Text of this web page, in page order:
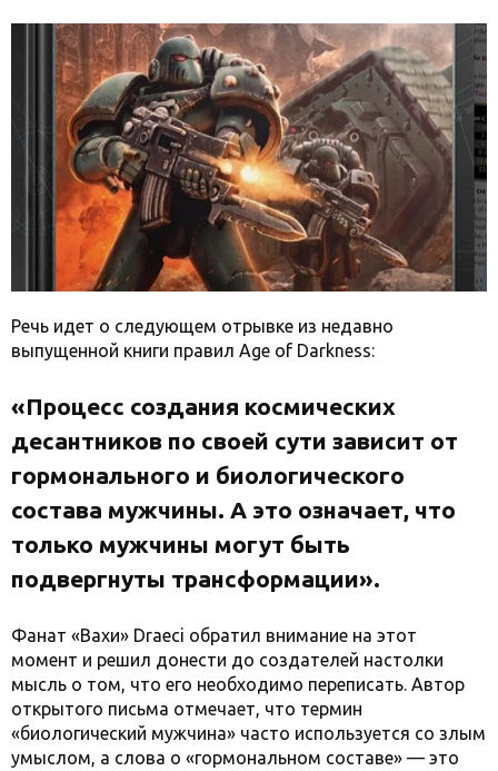
Речь идет о следующем отрывке из недавно
выпущенной книги правил Age of Darkness:
«Процесс создания космических
десантников по своей сути зависит от
гормонального и биологического
состава мужчины. А это означает, что
только мужчины могут быть
подвергнуты трансформации».
Фанат «Вахи» Draeci обратил внимание на этот
момент и решил донести до создателей настолки
мысль о том, что его необходимо переписать. Автор
открытого письма отмечает, что термин
«биологический мужчина» часто используется со злым
умыслом, а слова о «гормональном составе» — это